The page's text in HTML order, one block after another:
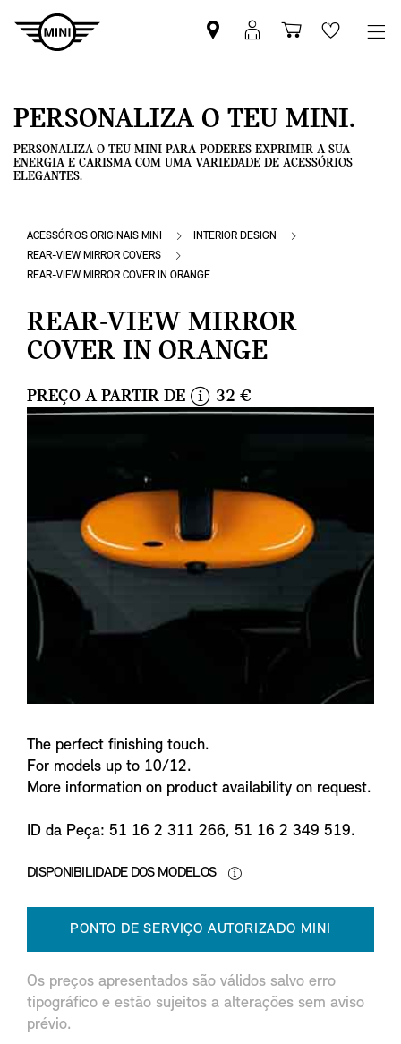
Pesquisar
parceiro
Iniciar
sessão
Carrinho
de
Wishlist
PERSONALIZA O TEU MINI.
PERSONALIZA O TEU MINI PARA PODERES EXPRIMIR A SUA
ENERGIA E CARISMA COM UMA VARIEDADE DE ACESSÓRIOS
ELEGANTES.
ACESSÓRIOS ORIGINAIS MINI
INTERIOR DESIGN
REAR-VIEW MIRROR COVERS
REAR-VIEW MIRROR COVER IN ORANGE
REAR-VIEW MIRROR
COVER IN ORANGE
PREÇO A PARTIR DE
i
32 €
The perfect finishing touch.
For models up to 10/12.
More information on product availability on request.
ID da Peça: 51 16 2 311 266, 51 16 2 349 519.
DISPONIBILIDADE DOS MODELOS
PONTO DE SERVIÇO AUTORIZADO MINI
Os preços apresentados são válidos salvo erro
tipográfico e estão sujeitos a alterações sem aviso
prévio.